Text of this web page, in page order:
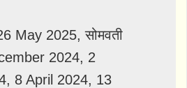
May 2025, सोमवती
2024, 2
8 April 2024, 13